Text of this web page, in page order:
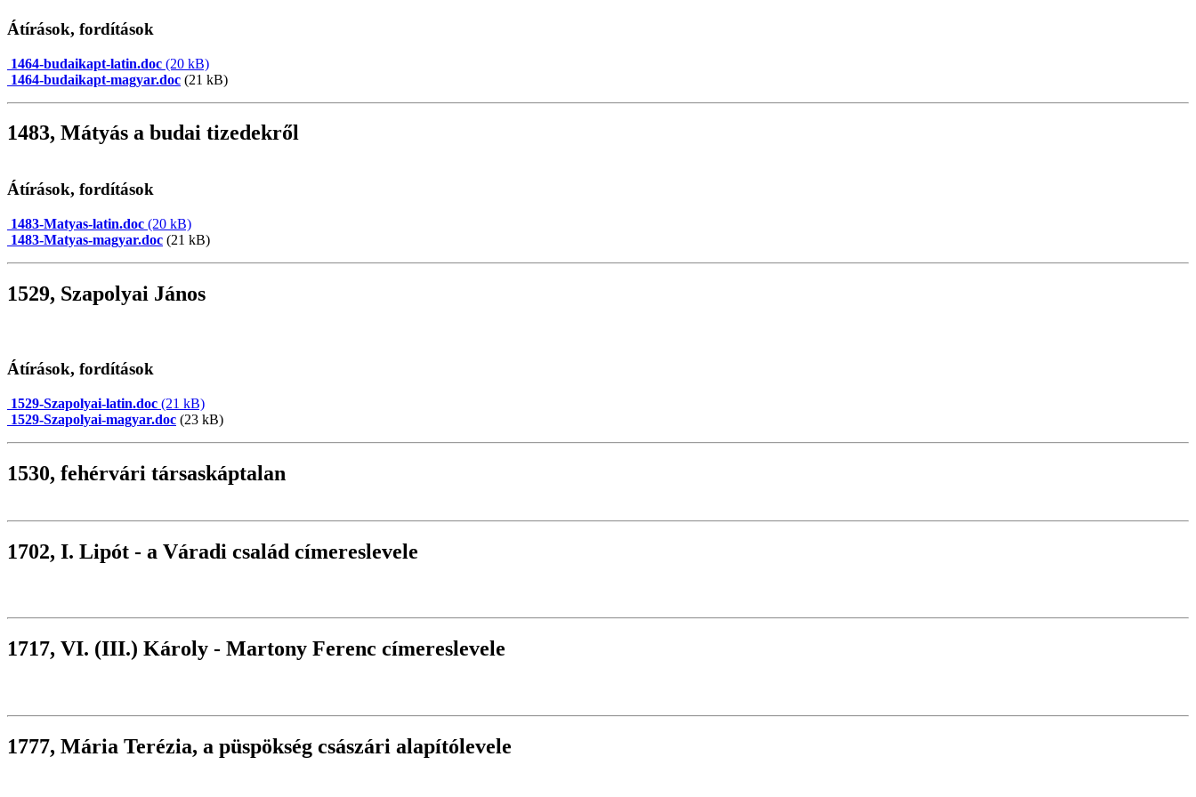
Átírások, fordítások
1464-budaikapt-latin.doc (20 kB)
1464-budaikapt-magyar.doc (21 kB)
1483, Mátyás a budai tizedekről
Átírások, fordítások
1483-Matyas-latin.doc (20 kB)
1483-Matyas-magyar.doc (21 kB)
1529, Szapolyai János
Átírások, fordítások
1529-Szapolyai-latin.doc (21 kB)
1529-Szapolyai-magyar.doc (23 kB)
1530, fehérvári társaskáptalan
1702, I. Lipót - a Váradi család címereslevele
1717, VI. (III.) Károly - Martony Ferenc címereslevele
1777, Mária Terézia, a püspökség császári alapítólevele